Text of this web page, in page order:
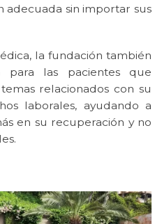
adecuada sin importar sus
la fundación también
para las pacientes que
relacionados con su
laborales, ayudando a
en su recuperación y no